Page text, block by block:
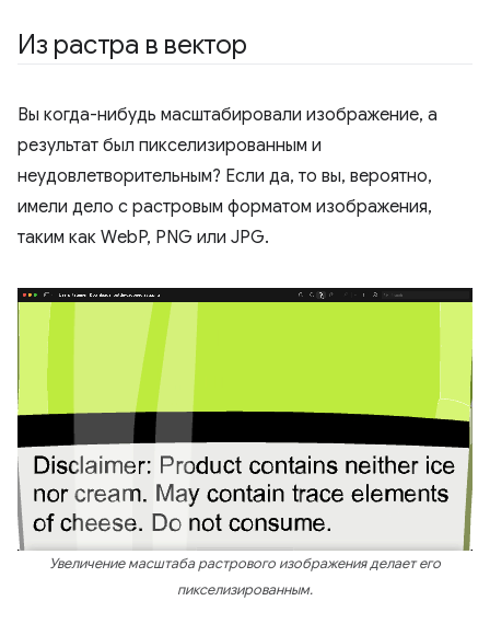
Из растра в вектор
Вы когда-нибудь масштабировали изображение, а
результат был пикселизированным и
неудовлетворительным? Если да, то вы, вероятно,
имели дело с растровым форматом изображения,
таким как WebP, PNG или JPG.
Увеличение масштаба растрового изображения делает его
пикселизированным.